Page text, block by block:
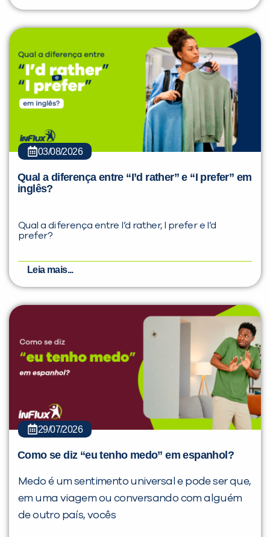
03/08/2026
Qual a diferença entre “I’d rather” e “I prefer” em
inglês?
Qual a diferença entre I’d rather, I prefer e I’d
prefer?
Leia mais...
29/07/2026
Como se diz “eu tenho medo” em espanhol?
Medo é um sentimento universal e pode ser que,
em uma viagem ou conversando com alguém
de outro país, vocês